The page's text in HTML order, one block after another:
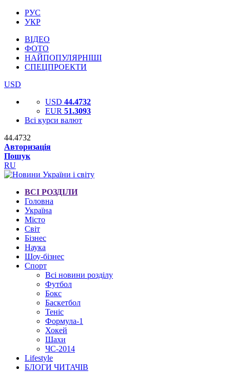
РУС
УКР
ВІДЕО
ФОТО
НАЙПОПУЛЯРНІШІ
СПЕЦПРОЕКТИ
USD
USD 44.4732
EUR 51.3093
Всі курси валют
44.4732
Авторизація
Пошук
RU
ВСІ РОЗДІЛИ
Головна
Україна
Місто
Світ
Бізнес
Наука
Шоу-бізнес
Спорт
Всі новини розділу
Футбол
Бокс
Баскетбол
Теніс
Формула-1
Хокей
Шахи
ЧС-2014
Lifestyle
БЛОГИ ЧИТАЧІВ